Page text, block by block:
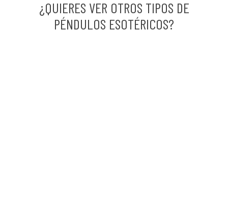
¿QUIERES VER OTROS TIPOS DE
PÉNDULOS ESOTÉRICOS?